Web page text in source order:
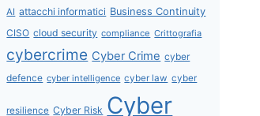
AI attacchi informatici Business Continuity
CISO cloud security compliance Crittografia
cybercrime Cyber Crime cyber
defence cyber intelligence cyber law cyber
resilience Cyber Risk Cyber